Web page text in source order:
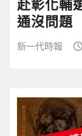
赴彰化輔
通沒問題
新一代時報